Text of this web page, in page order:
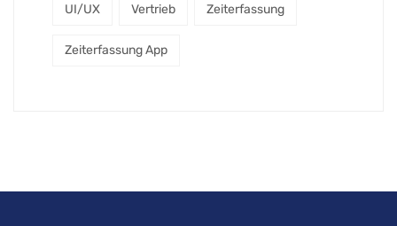
UI/UX Vertrieb Zeiterfassung
Zeiterfassung App